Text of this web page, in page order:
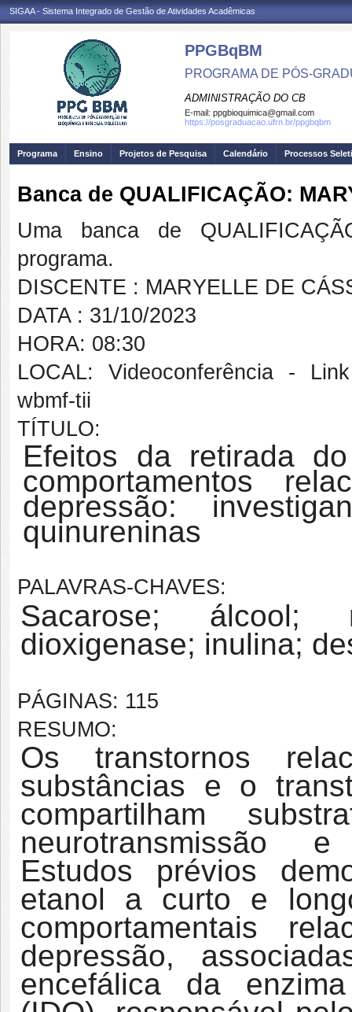
SIGAA - Sistema Integrado de Gestão de Atividades Acadêmicas
PPGBqBM
PROGRAMA DE PÓS-
ADMINISTRAÇÃO DO CB
E-mail: ppgbioquimica@gmail.com
https://posgraduacao.ufrn.br/ppgbqbm
Programa Ensino Projetos de Pesquisa Calendário Processos
Banca de QUALIFICAÇÃO:
Uma banca de
programa.
DISCENTE : MARYELLE DE
DATA : 31/10/2023
HORA: 08:30
LOCAL: Videoconferência -
wbmf-tii
TÍTULO:
Efeitos da retirada
comportamentos
depressão:
quinureninas
PALAVRAS-CHAVES:
Sacarose; álcool;
dioxigenase; inulina;
PÁGINAS: 115
RESUMO:
Os transtornos
substâncias e o
compartilham
neurotransmissão
Estudos prévios
etanol a curto e
comportamentais
depressão,
encefálica da